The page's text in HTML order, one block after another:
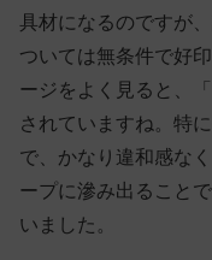
具材になるのですが
ついては無条件で好
ージをよく見ると、
されていますね。特
で、かなり違和感な
ープに滲み出ること
いました。